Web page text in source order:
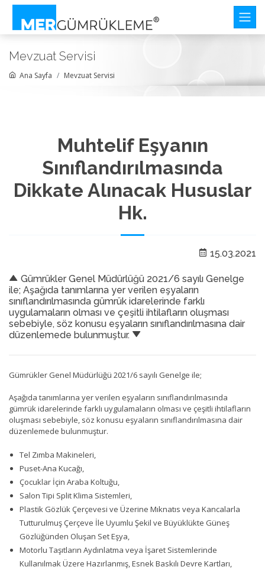
Mevzuat Servisi
Ana Sayfa Mevzuat Servisi
Muhtelif Eşyanın
Sınıflandırılmasında
Dikkate Alınacak Hususlar
Hk.
15.03.2021
Gümrükler Genel Müdürlüğü 2021/6 sayılı Genelge
ile; Aşağıda tanımlarına yer verilen eşyaların
sınıflandırılmasında gümrük idarelerinde farklı
uygulamaların olması ve çeşitli ihtilafların oluşması
sebebiyle, söz konusu eşyaların sınıflandırılmasına dair
düzenlemede bulunmuştur.
Gümrükler Genel Müdürlüğü 2021/6 sayılı Genelge ile;
Aşağıda tanımlarına yer verilen eşyaların sınıflandırılmasında
gümrük idarelerinde farklı uygulamaların olması ve çeşitli ihtilafların
oluşması sebebiyle, söz konusu eşyaların sınıflandırılmasına dair
düzenlemede bulunmuştur.
Tel Zımba Makineleri,
Puset-Ana Kucağı,
Çocuklar İçin Araba Koltuğu,
Salon Tipi Split Klima Sistemleri,
Plastik Gözlük Çerçevesi ve Üzerine Mıknatıs veya Kancalarla
Tutturulmuş Çerçeve İle Uyumlu Şekil ve Büyüklükte Güneş
Gözlüğünden Oluşan Set Eşya,
Motorlu Taşıtların Aydınlatma veya İşaret Sistemlerinde
Kullanılmak Üzere Hazırlanmış, Esnek Baskılı Devre Kartları,